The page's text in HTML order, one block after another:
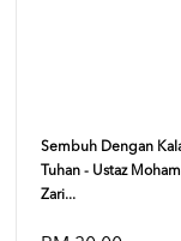
Sembuh Dengan
Tuhan - Ustaz
Zari...